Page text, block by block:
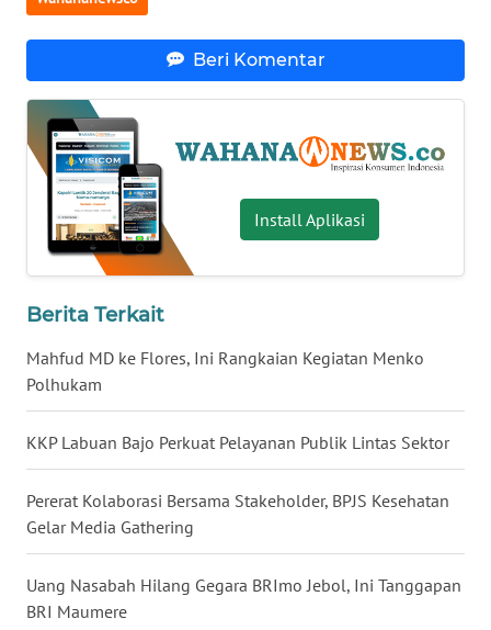
Beri Komentar
Install Aplikasi
Berita Terkait
Mahfud MD ke Flores, Ini Rangkaian Kegiatan Menko
Polhukam
KKP Labuan Bajo Perkuat Pelayanan Publik Lintas Sektor
Pererat Kolaborasi Bersama Stakeholder, BPJS Kesehatan
Gelar Media Gathering
Uang Nasabah Hilang Gegara BRImo Jebol, Ini Tanggapan
BRI Maumere
WN
SUMBAR
WN
SUMSEL
WN
WN
LAMPUNG
WN
WN
WN
JOGJA